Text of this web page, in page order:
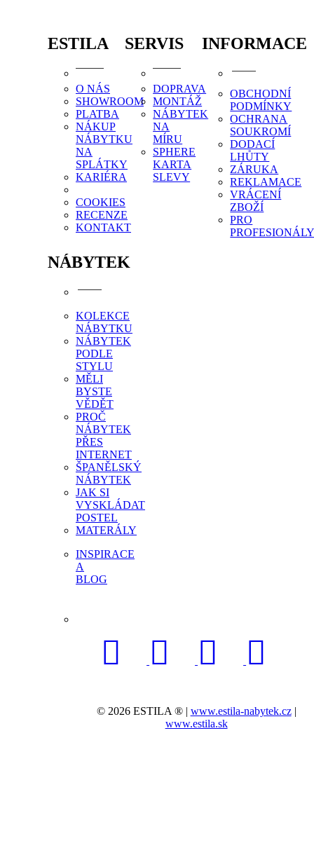
ESTILA
O NÁS
SHOWROOM
PLATBA
NÁKUP
NÁBYTKU
NA
SPLÁTKY
KARIÉRA
COOKIES
RECENZE
KONTAKT
SERVIS
DOPRAVA
MONTÁŽ
NÁBYTEK
NA
MÍRU
SPHERE
KARTA
SLEVY
INFORMACE
OBCHODNÍ
PODMÍNKY
OCHRANA
SOUKROMÍ
DODACÍ
LHŮTY
ZÁRUKA
REKLAMACE
VRÁCENÍ
ZBOŽÍ
PRO
NÁBYTEK
KOLEKCE
NÁBYTKU
NÁBYTEK
PODLE
STYLU
MĚLI
BYSTE
VĚDĚT
PROČ
NÁBYTEK
PŘES
INTERNET
ŠPANĚLSKÝ
NÁBYTEK
JAK SI
VYSKLÁDAT
POSTEL
MATERÁLY
INSPIRACE
A
BLOG
© 2026 ESTILA ® | www.estila-nabytek.cz|
www.estila.sk